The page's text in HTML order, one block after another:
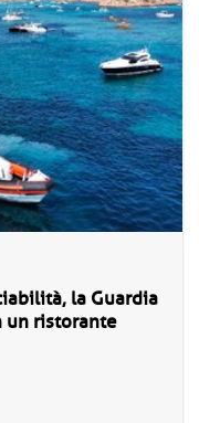
la Guardia
un ristorante